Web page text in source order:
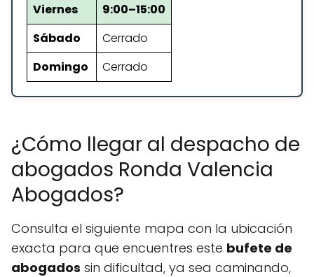
Viernes
9:00–15:00
Sábado
Cerrado
Domingo
Cerrado
¿Cómo llegar al despacho de
abogados Ronda Valencia
Abogados?
Consulta el siguiente mapa con la ubicación
exacta para que encuentres este bufete de
abogados sin dificultad, ya sea caminando,